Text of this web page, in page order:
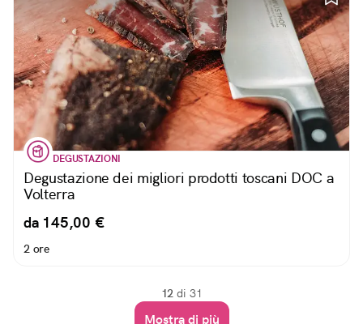
DEGUSTAZIONI
Degustazione dei migliori prodotti toscani DOC a
Volterra
da 145,00 €
2 ore
12 di 31
Mostra di più